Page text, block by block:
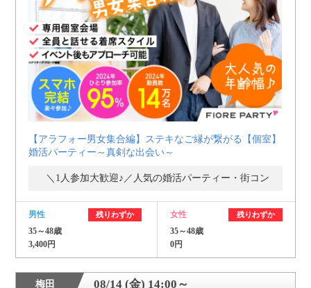
【アラフォー男女集合編】ステキなご縁が繋がる【個室】
婚活パーティー～真剣な出会い～
＼1人参加大歓迎♪／人気の婚活パーティー・街コン
男性 残りわずか
35～48歳
3,400円
女性 残りわずか
35～48歳
0円
梅田 08/14 (金) 14:00～